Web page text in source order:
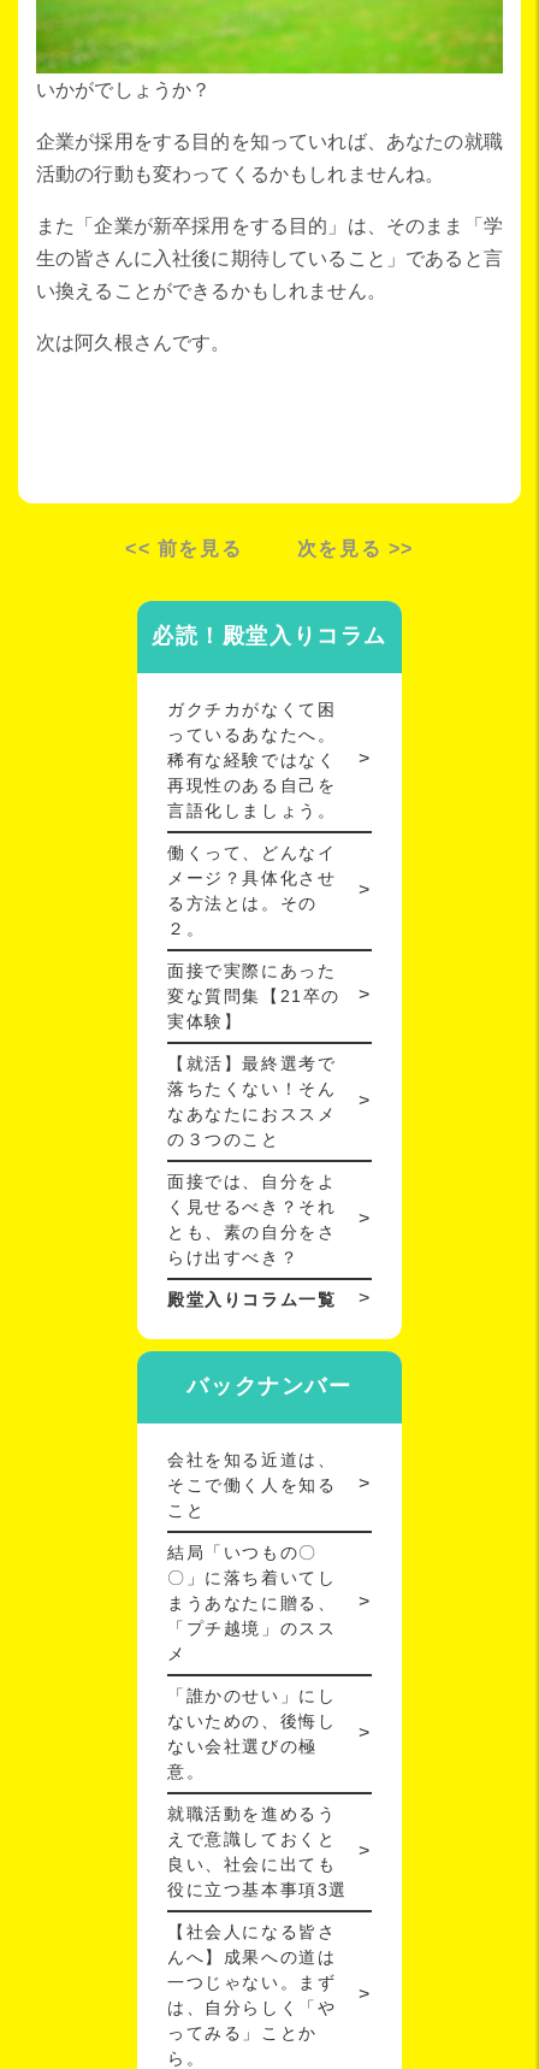
いかがでしょうか？
企業が採用をする目的を知っていれば、あなたの就職
活動の行動も変わってくるかもしれませんね。
また「企業が新卒採用をする目的」は、そのまま「学
生の皆さんに入社後に期待していること」であると言
い換えることができるかもしれません。
次は阿久根さんです。
<< 前を見る 次を見る >>
必読！殿堂入りコラム
ガクチカがなくて困
っているあなたへ。
稀有な経験ではなく
再現性のある自己を
言語化しましょう。
働くって、どんなイ
メージ？具体化させ
る方法とは。その
２。
面接で実際にあった
変な質問集【21卒の
実体験】
【就活】最終選考で
落ちたくない！そん
なあなたにおススメ
の３つのこと
面接では、自分をよ
く見せるべき？それ
とも、素の自分をさ
らけ出すべき？
殿堂入りコラム一覧
バックナンバー
会社を知る近道は、
そこで働く人を知る
こと
結局「いつもの〇
〇」に落ち着いてし
まうあなたに贈る、
「プチ越境」のスス
メ
「誰かのせい」にし
ないための、後悔し
ない会社選びの極
意。
就職活動を進めるう
えで意識しておくと
良い、社会に出ても
役に立つ基本事項3選
【社会人になる皆さ
んへ】成果への道は
一つじゃない。まず
は、自分らしく「や
ってみる」ことか
ら。